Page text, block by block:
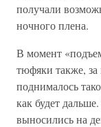
получали
ночного плена.
В момент
тюфяки также,
поднималось
как будет
выносились на